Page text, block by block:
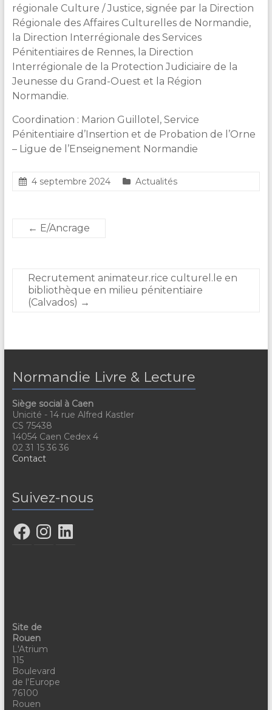
régionale Culture / Justice, signée par la Direction
Régionale des Affaires Culturelles de Normandie,
la Direction Interrégionale des Services
Pénitentiaires de Rennes, la Direction
Interrégionale de la Protection Judiciaire de la
Jeunesse du Grand-Ouest et la Région
Normandie.
Coordination : Marion Guillotel, Service
Pénitentiaire d’Insertion et de Probation de l’Orne
– Ligue de l’Enseignement Normandie
4 septembre 2024 Actualités
← E/Ancrage
Recrutement animateur.rice culturel.le en
bibliothèque en milieu pénitentiaire
(Calvados) →
Normandie Livre & Lecture
Siège social à Caen
Unicité - 14 rue Alfred Kastler
CS 75438
14054 Caen Cedex 4
02 31 15 36 36
Contact
Suivez-nous
Site de
Rouen
L'Atrium
115
Boulevard
de l'Europe
76100
Rouen